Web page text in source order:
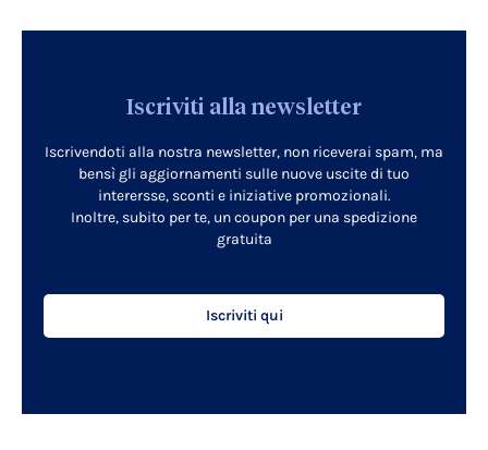
Iscriviti alla newsletter
Iscrivendoti alla nostra newsletter, non riceverai spam, ma
bensì gli aggiornamenti sulle nuove uscite di tuo
interersse, sconti e iniziative promozionali.
Inoltre, subito per te, un coupon per una spedizione
gratuita
Iscriviti qui